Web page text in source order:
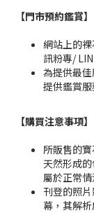
【門市預約鑑賞】
網站上的
訊粉專/
為提供最
提供鑑賞服
【購買注意事項】
所販售的
天然形成
屬於正常情
刊登的照
幕，其解